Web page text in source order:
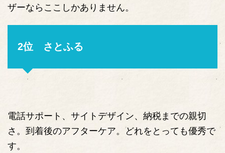
ザーならここしかありません。
2位 さとふる
電話サポート、サイトデザイン、納税までの親切
さ。到着後のアフターケア。どれをとっても優秀で
す。